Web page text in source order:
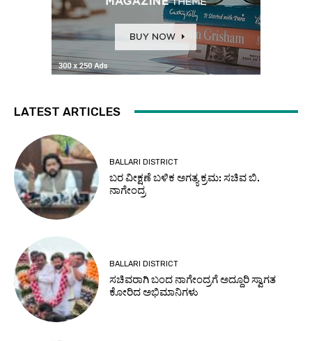
LATEST ARTICLES
BALLARI DISTRICT
ಬರ ವೀಕ್ಷಣೆ ಬಳಿಕ ಅಗತ್ಯ ಕ್ರಮ: ಸಚಿವ ಬಿ.
ನಾಗೇಂದ್ರ
BALLARI DISTRICT
ಸಚಿವರಾಗಿ ಬಂದ ನಾಗೇಂದ್ರಗೆ ಅದ್ದೂರಿ ಸ್ವಾಗತ
ಕೋರಿದ ಅಭಿಮಾನಿಗಳು